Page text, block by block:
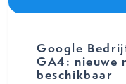
Google
GA4: nieuwe
beschikbaar